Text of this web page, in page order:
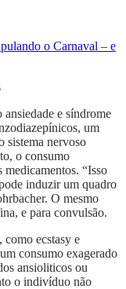
o Carnaval – e
ansiedade e síndrome
um
sistema nervoso
o consumo
medicamentos. “Isso
induzir um quadro
O mesmo
e para convulsão.
como ecstasy e
consumo exagerado
ansioliticos ou
o indivíduo não